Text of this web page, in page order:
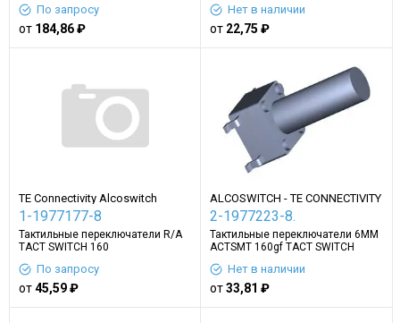
По запросу
от 184,86 ₽
Нет в наличии
от 22,75 ₽
TE Connectivity Alcoswitch
Switches
1-1977177-8
Тактильные переключатели R/A
TACT SWITCH 160
По запросу
от45,59 ₽
ALCOSWITCH - TE CONNECTIVITY
2-1977223-8.
Тактильные переключатели 6MM
ACTSMT 160gf TACT SWITCH
Нет в наличии
от33,81 ₽